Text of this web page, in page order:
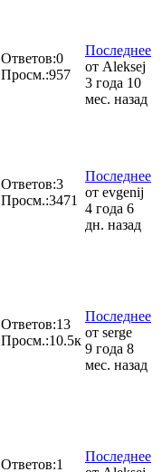
Ответов:0
Просм.:957
Последнее
от Aleksej
3 года 10
мес. назад
Ответов:3
Просм.:3471
Последнее
от evgenij
4 года 6
дн. назад
Ответов:13
Просм.:10.5к
Последнее
от serge
9 года 8
мес. назад
Ответов:1
Последнее